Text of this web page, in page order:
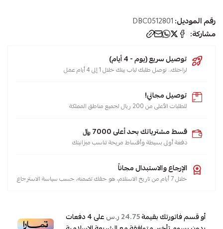
رقم الموديل:DBC0512801
مشاركة:
توصيل سريع (يوم - 4 أيام)
لراحتك.. نوصل طلبك لباب بيتك خلال 1 إلى 4 أيام عمل
توصيل مجاني!
للطلبات الأعلى من 200 ريال لجميع مناطق المملكة
قسط مشترياتك بحد أعلى 7000 ﷼
دفعة أولى بسيطة وأقساط مريحة تناسب ميزانيتك
الإرجاع والاستبدال مجاناً
خلال 7 أيام من تاريخ الاستلام، هو حقك تضمنه، حسب سياسة الاسترجاع
أو قسم فاتورتك بقيمة24.75 ر.س على4دفعات